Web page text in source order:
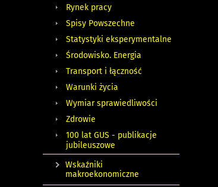
Rynek pracy
Spisy Powszechne
Statystyki eksperymentalne
Środowisko. Energia
Transport i łączność
Warunki życia
Wymiar sprawiedliwości
Zdrowie
100 lat GUS - publikacje
jubileuszowe
Wskaźniki
makroekonomiczne